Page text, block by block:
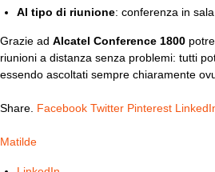
Al tipo di riunione: conferenza in
Grazie ad Alcatel Conference 1800
riunioni a distanza senza problemi: tutti
essendo ascoltati sempre chiaramente
Share. Facebook Twitter Pinterest
Matilde